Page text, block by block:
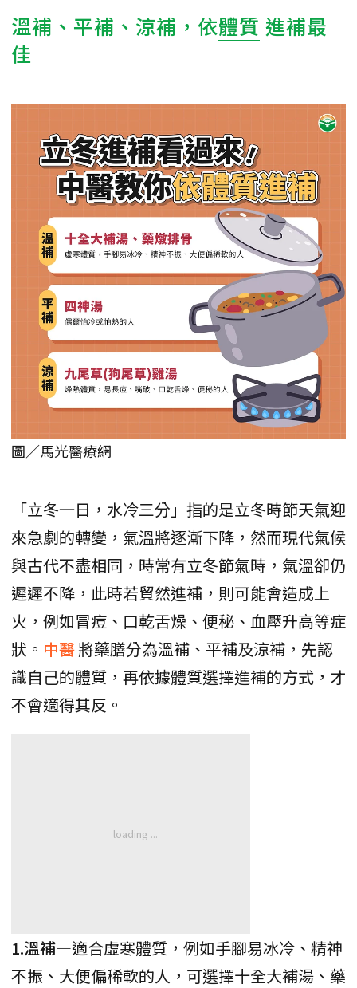
溫補、平補、涼補，依體質 進補最
佳
圖／馬光醫療網
「立冬一日，水冷三分」指的是立冬時節天氣迎
來急劇的轉變，氣溫將逐漸下降，然而現代氣候
與古代不盡相同，時常有立冬節氣時，氣溫卻仍
遲遲不降，此時若貿然進補，則可能會造成上
火，例如冒痘、口乾舌燥、便秘、血壓升高等症
狀。 中醫將藥膳分為溫補、平補及涼補，先認
識自己的體質，再依據體質選擇進補的方式，才
不會適得其反。
1.溫補—適合虛寒體質，例如手腳易冰冷、精神
不振、大便偏稀軟的人，可選擇十全大補湯、藥